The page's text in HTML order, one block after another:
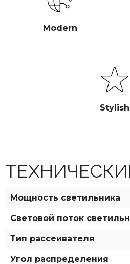
Modern
Stylish
Мощность светильника
Световой поток
Тип рассеивателя
Угол распределения